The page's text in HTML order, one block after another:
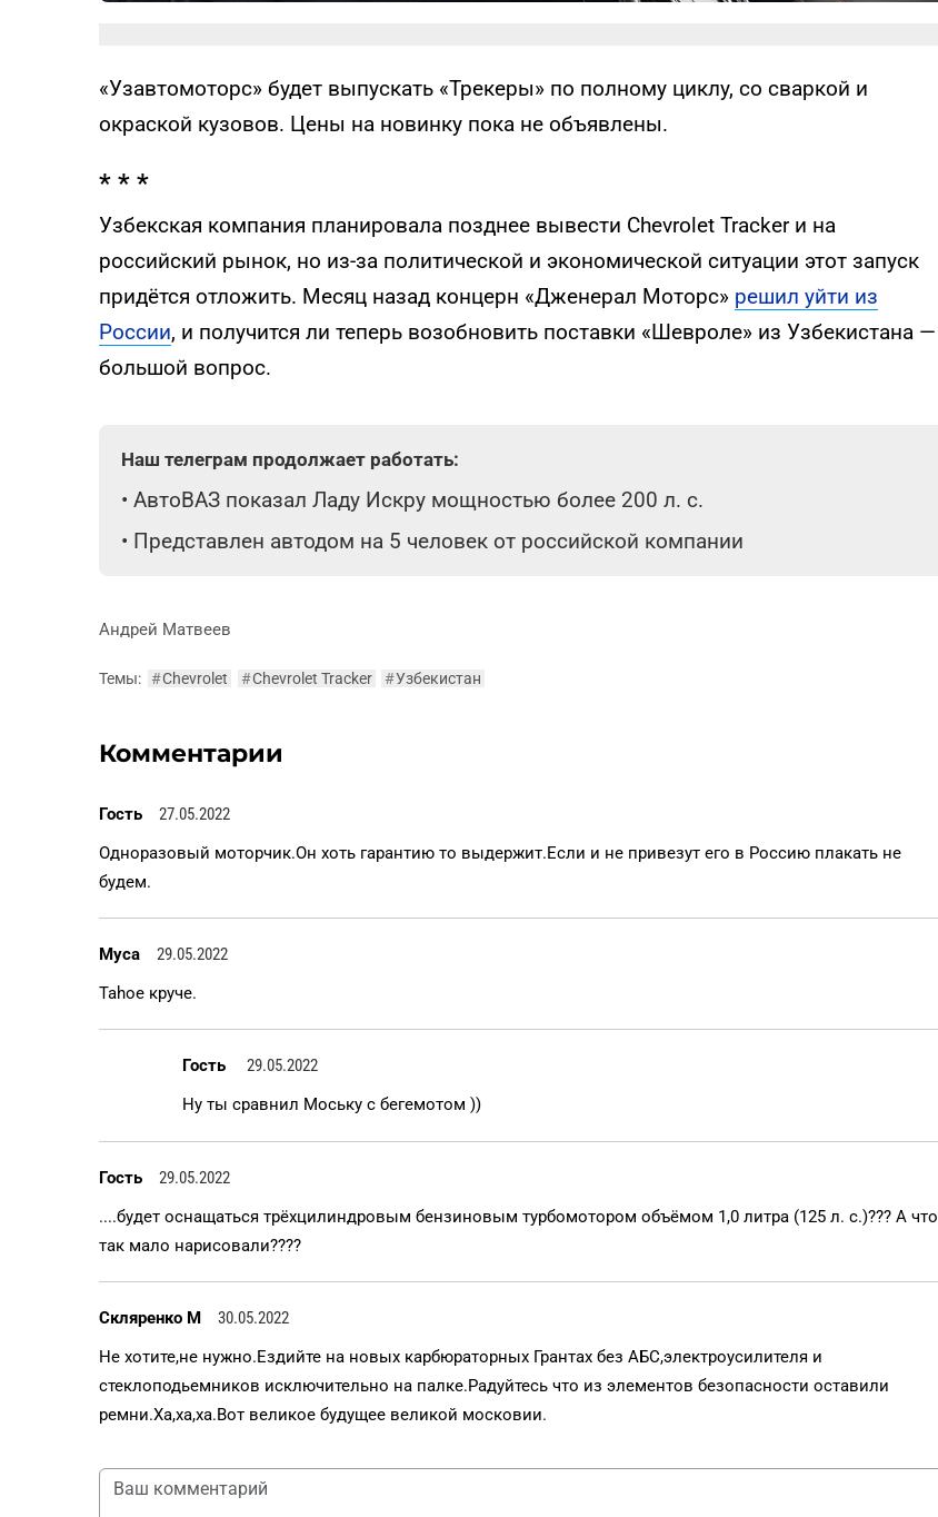
«Узавтомоторс» будет выпускать «Трекеры» по полному циклу, со сваркой и
окраской кузовов. Цены на новинку пока не объявлены.
* * *
Узбекская компания планировала позднее вывести Chevrolet Tracker и на
российский рынок, но из-за политической и экономической ситуации этот запуск
придётся отложить. Месяц назад концерн «Дженерал Моторс» решил уйти из
России, и получится ли теперь возобновить поставки «Шевроле» из Узбекистана —
большой вопрос.
Наш телеграм продолжает работать:
• АвтоВАЗ показал Ладу Искру мощностью более 200 л. с.
• Представлен автодом на 5 человек от российской компании
Андрей Матвеев
Темы: #Chevrolet #Chevrolet Tracker #Узбекистан
Комментарии
Гость
27.05.2022
Одноразовый моторчик.Он хоть гарантию то выдержит.Если и не привезут его в Россию плакать не
будем.
Муса
29.05.2022
Tahoe круче.
Гость
29.05.2022
Ну ты сравнил Моську с бегемотом ))
Гость
29.05.2022
....будет оснащаться трёхцилиндровым бензиновым турбомотором объёмом 1,0 литра (125 л. с.)??? А что
так мало нарисовали????
Скляренко М
30.05.2022
Не хотите,не нужно.Ездийте на новых карбюраторных Грантах без АБС,электроусилителя и
стеклоподьемников исключительно на палке.Радуйтесь что из элементов безопасности оставили
ремни.Ха,ха,ха.Вот великое будущее великой московии.